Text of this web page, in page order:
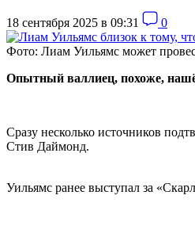
18 сентября 2025 в 09:31 0
Фото: Лиам Уильямс может
Опытный валлиец, похоже,
Сразу несколько источников
Стив Даймонд.
Уильямс ранее выступал за